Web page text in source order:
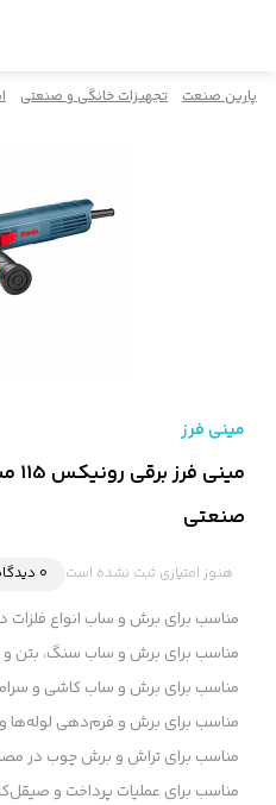
پارین صنعت تجهیزات خانگی و صنعتی
مینی فرز
صنعتی
هنوز امتیازی ثبت نشده است 0 دیدگاه
مناسب برای برش و ساب انواع فلزات
مناسب برای برش و ساب سنگ، بتن و
مناسب برای برش و ساب کاشی و
مناسب برای برش و فرم‌دهی لوله‌ها
مناسب برای تراش و برش چوب در
مناسب برای عملیات پرداخت و